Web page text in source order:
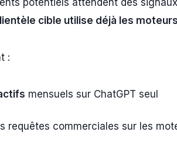
potentiels attendent des
cible utilise déjà les
:
mensuels sur ChatGPT seul
requêtes commerciales sur les